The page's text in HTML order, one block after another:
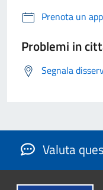
Prenota un
Problemi in
Segnala
Valuta